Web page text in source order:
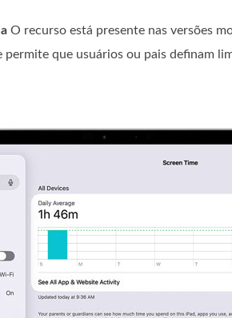
O recurso está presente nas versões
que usuários ou pais definam